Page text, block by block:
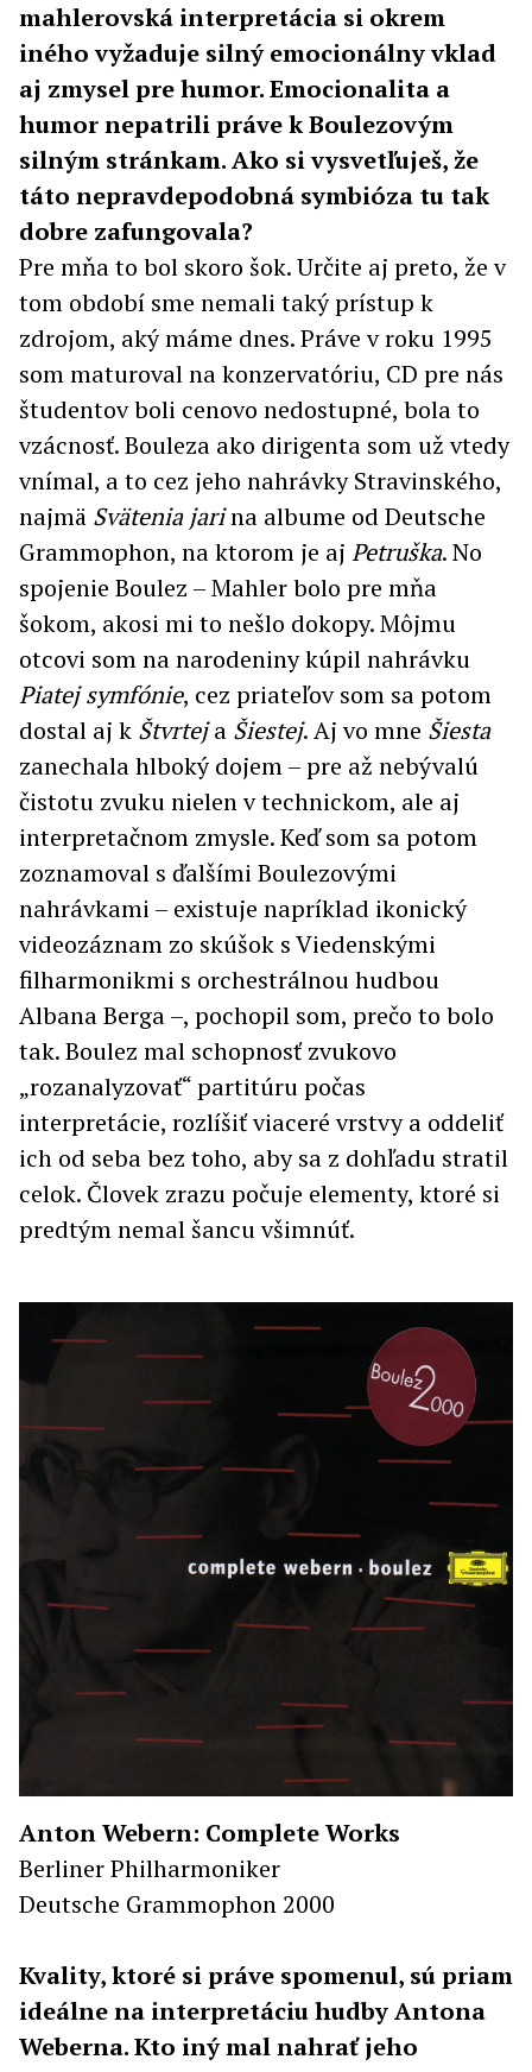
mahlerovská interpretácia si okrem
iného vyžaduje silný emocionálny vklad
aj zmysel pre humor. Emocionalita a
humor nepatrili práve k Boulezovým
silným stránkam. Ako si vysvetľuješ, že
táto nepravdepodobná symbióza tu tak
dobre zafungovala?
Pre mňa to bol skoro šok. Určite aj preto, že v
tom období sme nemali taký prístup k
zdrojom, aký máme dnes. Práve v roku 1995
som maturoval na konzervatóriu, CD pre nás
študentov boli cenovo nedostupné, bola to
vzácnosť. Bouleza ako dirigenta som už vtedy
vnímal, a to cez jeho nahrávky Stravinského,
najmä Svätenia jarina albume od Deutsche
Grammophon, na ktorom je aj Petruška. No
spojenie Boulez – Mahler bolo pre mňa
šokom, akosi mi to nešlo dokopy. Môjmu
otcovi som na narodeniny kúpil nahrávku
Piatej symfónie, cez priateľov som sa potom
dostal aj k Štvrteja Šiestej. Aj vo mne Šiesta
zanechala hlboký dojem – pre až nebývalú
čistotu zvuku nielen v technickom, ale aj
interpretačnom zmysle. Keď som sa potom
zoznamoval s ďalšími Boulezovými
nahrávkami – existuje napríklad ikonický
videozáznam zo skúšok s Viedenskými
filharmonikmi s orchestrálnou hudbou
Albana Berga –, pochopil som, prečo to bolo
tak. Boulez mal schopnosť zvukovo
„rozanalyzovať“ partitúru počas
interpretácie, rozlíšiť viaceré vrstvy a oddeliť
ich od seba bez toho, aby sa z dohľadu stratil
celok. Človek zrazu počuje elementy, ktoré si
predtým nemal šancu všimnúť.
Anton Webern: Complete Works
Berliner Philharmoniker
Deutsche Grammophon 2000
Kvality, ktoré si práve spomenul, sú priam
ideálne na interpretáciu hudby Antona
Weberna. Kto iný mal nahrať jeho